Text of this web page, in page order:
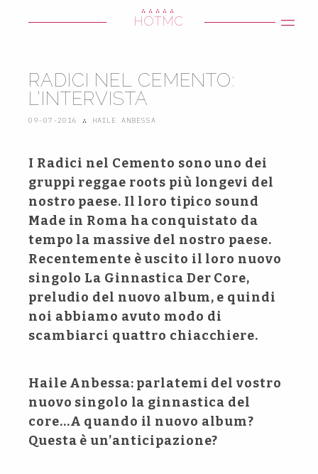
HOTMC
∴∴∴∴∴
RADICI NEL CEMENTO:
L’INTERVISTA
09-07-2016 ∴ HAILE ANBESSA
I Radici nel Cemento sono uno dei
gruppi reggae roots più longevi del
nostro paese. Il loro tipico sound
Made in Roma ha conquistato da
tempo la massive del nostro paese.
Recentemente è uscito il loro nuovo
singolo La Ginnastica Der Core,
preludio del nuovo album, e quindi
noi abbiamo avuto modo di
scambiarci quattro chiacchiere.
Haile Anbessa: parlatemi del vostro
nuovo singolo la ginnastica del
core…A quando il nuovo album?
Questa è un’anticipazione?